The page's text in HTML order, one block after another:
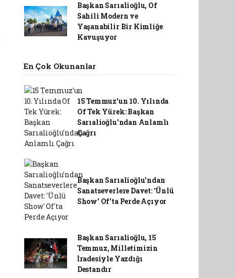
Başkan Sarıalioğlu, Of
Sahili Modern ve
Yaşanabilir Bir Kimliğe
Kavuşuyor
En Çok Okunanlar
15 Temmuz'un 10. Yılında
Of Tek Yürek: Başkan
Sarıalioğlu'ndan Anlamlı
Çağrı
Başkan Sarıalioğlu'ndan
Sanatseverlere Davet: 'Ünlü
Show' Of'ta Perde Açıyor
Başkan Sarıalioğlu, 15
Temmuz, Milletimizin
İradesiyle Yazdığı
Destandır